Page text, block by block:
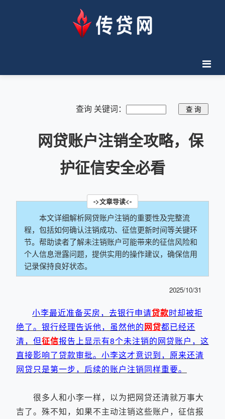
查询 关键词：
网贷账户注销全攻略，保
护征信安全必看
本文详细解析网贷账户注销的重要性及完整流
程，包括如何确认注销成功、征信更新时间等关键环
节。帮助读者了解未注销账户可能带来的征信风险和
个人信息泄露问题，提供实用的操作建议，确保信用
记录保持良好状态。
2025/10/31
小李最近准备买房，去银行申请贷款时却被拒
绝了。银行经理告诉他，虽然他的网贷都已经还
清，但征信报告上显示有8个未注销的网贷账户，这
直接影响了贷款审批。小李这才意识到，原来还清
网贷只是第一步，后续的账户注销同样重要。
很多人和小李一样，以为把网贷还清就万事大
吉了。殊不知，如果不主动注销这些账户，征信报